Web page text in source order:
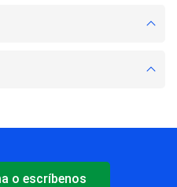
o escríbenos